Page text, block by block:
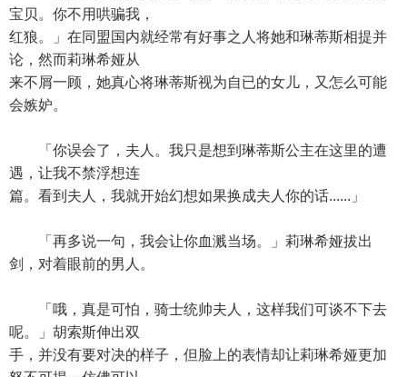
宝贝。你不用哄骗我，
红狼。」在同盟国内就经常有好事之人将她和琳蒂斯相提并
论，然而莉琳希娅从
来不屑一顾，她真心将琳蒂斯视为自已的女儿，又怎么可能
会嫉妒。
「你误会了，夫人。我只是想到琳蒂斯公主在这里的遭
遇，让我不禁浮想连
篇。看到夫人，我就开始幻想如果换成夫人你的话......」
「再多说一句，我会让你血溅当场。」莉琳希娅拔出
剑，对着眼前的男人。
「哦，真是可怕，骑士统帅夫人，这样我们可谈不下去
呢。」胡索斯伸出双
手，并没有要对决的样子，但脸上的表情却让莉琳希娅更加